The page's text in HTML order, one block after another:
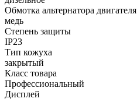
Обмотка альтернатора двигателя
медь
Степень защиты
IP23
Тип кожуха
закрытый
Класс товара
Профессиональный
Дисплей